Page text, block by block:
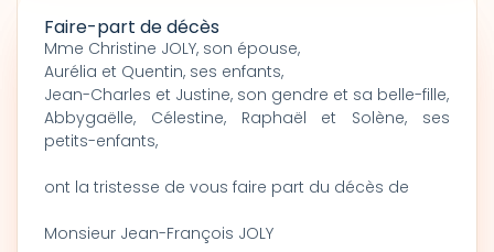
Faire-part de décès
Mme Christine JOLY, son épouse,
Aurélia et Quentin, ses enfants,
Jean-Charles et Justine, son gendre et sa belle-fille,
Abbygaëlle, Célestine, Raphaël et Solène, ses
petits-enfants,
ont la tristesse de vous faire part du décès de
Monsieur Jean-François JOLY